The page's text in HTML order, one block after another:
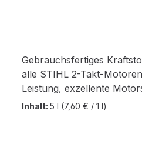
Gebrauchsfertiges
alle STIHL 2-Takt-
Leistung, exzellente
höchste Sauberkeit, Beste
Inhalt: 5 l (7,60 € / 1 l)